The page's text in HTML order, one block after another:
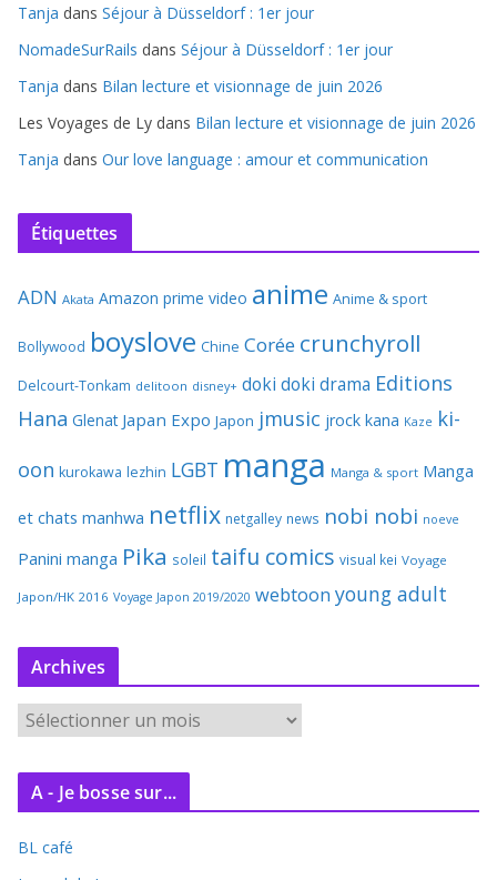
Tanja dans Séjour à Düsseldorf : 1er jour
NomadeSurRails dans Séjour à Düsseldorf : 1er jour
Tanja dans Bilan lecture et visionnage de juin 2026
Les Voyages de Ly dans Bilan lecture et visionnage de juin 2026
Tanja dans Our love language : amour et communication
Étiquettes
ADN Akata Amazon prime video anime Anime & sport
Bollywood boyslove Chine Corée crunchyroll
Delcourt-Tonkam delitoon disney+ doki doki drama Editions
Hana Glenat Japan Expo Japon jmusic jrock kana Kaze ki-
oon kurokawa lezhin LGBT manga Manga & sport Manga
et chats manhwa netflix netgalley news nobi nobi noeve
Panini manga Pika soleil taifu comics visual kei Voyage
Japon/HK 2016 Voyage Japon 2019/2020 webtoon young adult
Archives
r
c
v
A - Je bosse sur...
BL café